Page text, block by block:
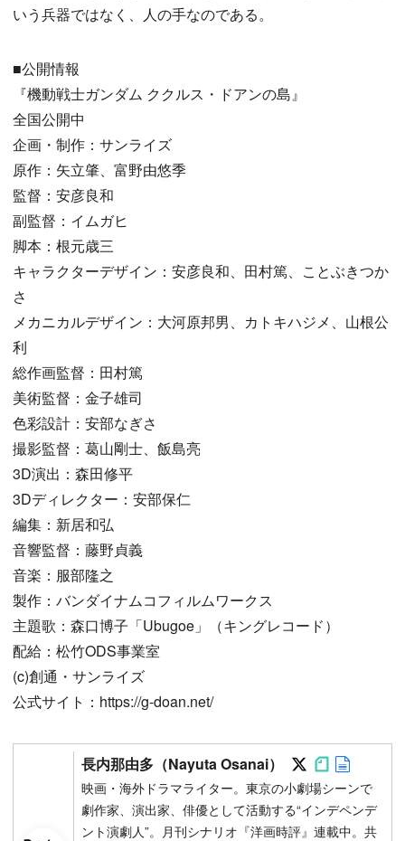
いう兵器ではなく、人の手なのである。
■公開情報
『機動戦士ガンダム ククルス・ドアンの島』
全国公開中
企画・制作：サンライズ
原作：矢立肇、富野由悠季
監督：安彦良和
副監督：イムガヒ
脚本：根元歳三
キャラクターデザイン：安彦良和、田村篤、ことぶきつか
さ
メカニカルデザイン：大河原邦男、カトキハジメ、山根公
利
総作画監督：田村篤
美術監督：金子雄司
色彩設計：安部なぎさ
撮影監督：葛山剛士、飯島亮
3D演出：森田修平
3Dディレクター：安部保仁
編集：新居和弘
音響監督：藤野貞義
音楽：服部隆之
製作：バンダイナムコフィルムワークス
主題歌：森口博子「Ubugoe」（キングレコード）
配給：松竹ODS事業室
(c)創通・サンライズ
公式サイト：https://g-doan.net/
長内那由多（Nayuta Osanai） Follow on
Follow on
映画・海外ドラマライター。東京の小劇場シーンで
劇作家、演出家、俳優として活動する“インデペンデ
ント演劇人”。月刊シナリオ『洋画時評』連載中。共